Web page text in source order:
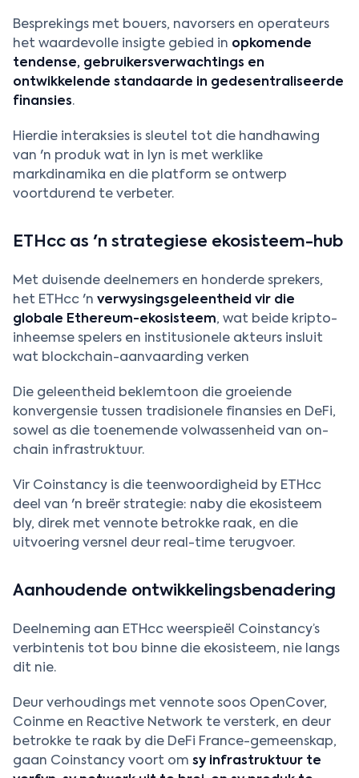
Besprekings met bouers, navorsers en operateurs
het waardevolle insigte gebied in opkomende
tendense, gebruikersverwachtings en
ontwikkelende standaarde in gedesentraliseerde
finansies.
Hierdie interaksies is sleutel tot die handhawing
van 'n produk wat in lyn is met werklike
markdinamika en die platform se ontwerp
voortdurend te verbeter.
ETHcc as 'n strategiese ekosisteem-hub
Met duisende deelnemers en honderde sprekers,
het ETHcc 'n verwysingsgeleentheid vir die
globale Ethereum-ekosisteem, wat beide kripto-
inheemse spelers en institusionele akteurs insluit
wat blockchain-aanvaarding verken
Die geleentheid beklemtoon die groeiende
konvergensie tussen tradisionele finansies en DeFi,
sowel as die toenemende volwassenheid van on-
chain infrastruktuur.
Vir Coinstancy is die teenwoordigheid by ETHcc
deel van 'n breër strategie: naby die ekosisteem
bly, direk met vennote betrokke raak, en die
uitvoering versnel deur real-time terugvoer.
Aanhoudende ontwikkelingsbenadering
Deelneming aan ETHcc weerspieël Coinstancy’s
verbintenis tot bou binne die ekosisteem, nie langs
dit nie.
Deur verhoudings met vennote soos OpenCover,
Coinme en Reactive Network te versterk, en deur
betrokke te raak by die DeFi France-gemeenskap,
gaan Coinstancy voort om sy infrastruktuur te